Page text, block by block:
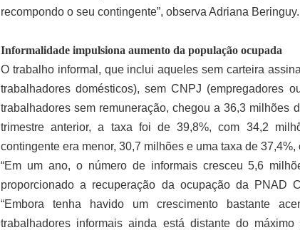
recompondo o seu contingente”, observa Adriana Beringuy.
Informalidade impulsiona aumento da população ocupada
O trabalho informal, que inclui aqueles sem carteira
trabalhadores domésticos), sem CNPJ (empregadores
trabalhadores sem remuneração, chegou a 36,3 milhões
trimestre anterior, a taxa foi de 39,8%, com 34,2
contingente era menor, 30,7 milhões e uma taxa de
“Em um ano, o número de informais cresceu 5,6
proporcionado a recuperação da ocupação da PNAD
“Embora tenha havido um crescimento bastante
trabalhadores informais ainda está distante do